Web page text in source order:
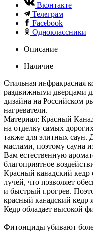
Вконтакте
Телеграм
Facebook
Одноклассники
Описание
Наличие
Стильная инфракрасная
раздвижными дверцами
дизайна на Российском
нагреватели.
Материал: Красный
на отделку самых
также для элитных
маслами, поэтому сауна
Вам естественную
благоприятное
Красный канадский кедр
лучей, что позволяет
и быстрый прогрев.
красный канадский кедр
Кедр обладает высокой
Фитонциды убивают